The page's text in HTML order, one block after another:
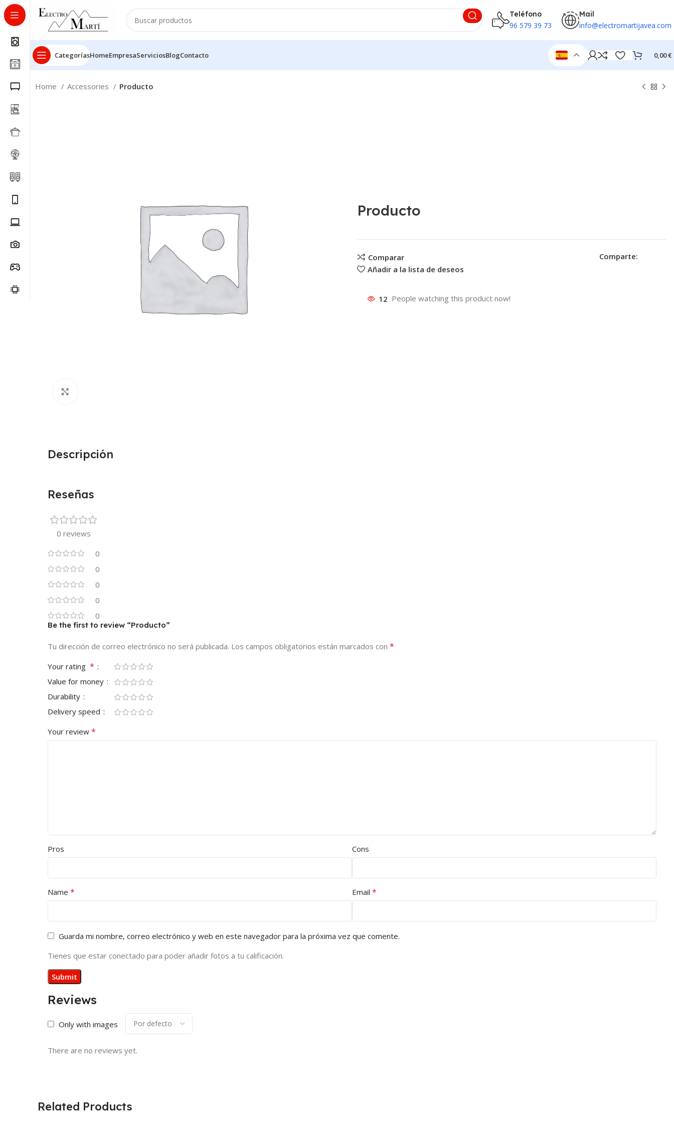
Teléfono
96 579 39 73
Mail
info@electromartijavea.com
CategoríasHomeEmpresaServiciosBlogContacto 0,00€
Home Accessories Producto
Producto
Comparar
Añadir a la lista de deseos
Comparte:
12 People watching this product now!
Descripción
Reseñas
0 reviews
0
0
0
0
0
Reviews
Only with images
There are no reviews yet.
Be the first to review “Producto”
Tu dirección de correo electrónico no será publicada. Los campos obligatorios están marcados con *
Your rating *
Value for money
Durability
Delivery speed
Your review *
Pros Cons
Name * Email *
Guarda mi nombre, correo electrónico y web en este navegador para la próxima vez que comente.
Tienes que estar conectado para poder añadir fotos a tu calificación.
Related Products